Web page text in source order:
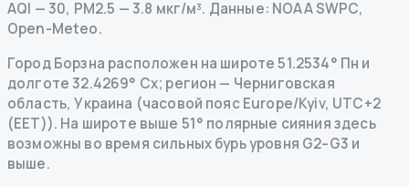
AQI — 30, PM2.5 — 3.8 мкг/м³. Данные: NOAA SWPC,
Open-Meteo.
Город Борзна расположен на широте 51.2534° Пн и
долготе 32.4269° Сх; регион — Черниговская
область, Украина (часовой пояс Europe/Kyiv, UTC+2
(EET)). На широте выше 51° полярные сияния здесь
возможны во время сильных бурь уровня G2–G3 и
выше.